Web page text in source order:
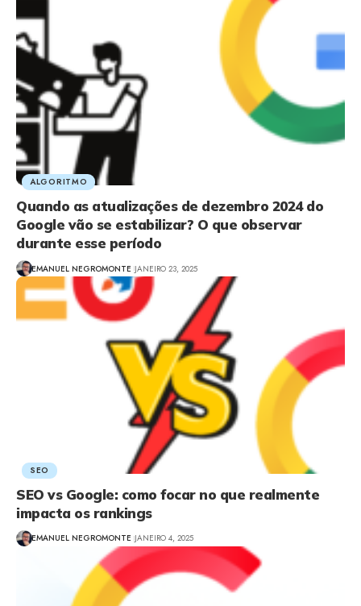
ALGORITMO
Quando as atualizações de dezembro 2024 do
Google vão se estabilizar? O que observar
durante esse período
EMANUEL NEGROMONTE JANEIRO 23, 2025
SEO
SEO vs Google: como focar no que realmente
impacta os rankings
EMANUEL NEGROMONTE JANEIRO 4, 2025